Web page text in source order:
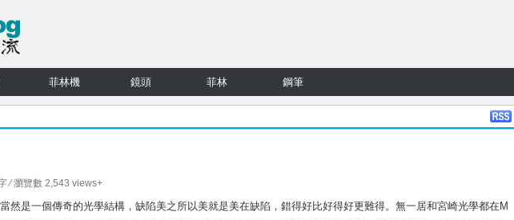
菲林機 鏡頭 菲林 鋼筆
⁄ 瀏覽數 2,543 views+
然是一個傳奇的光學結構，缺陷美之所以美就是美在缺陷，錯得好比好得好更難得。無一居和宮崎光學都在M